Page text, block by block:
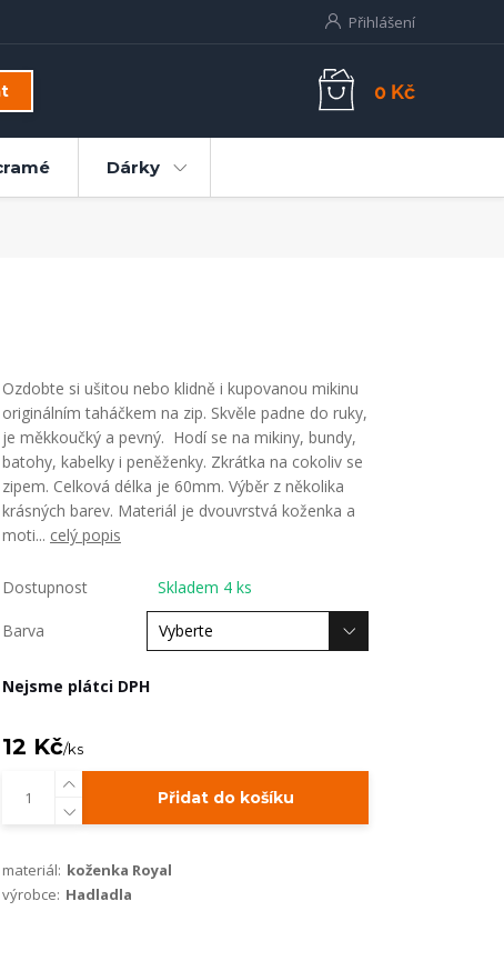
Přihlášení
0 Kč
Dárky
Ozdobte si ušitou nebo klidně i kupovanou mikinu
originálním taháčkem na zip. Skvěle padne do ruky,
je měkkoučký a pevný. Hodí se na mikiny, bundy,
batohy, kabelky i peněženky. Zkrátka na cokoliv se
zipem. Celková délka je 60mm. Výběr z několika
krásných barev. Materiál je dvouvrstvá koženka a
moti... celý popis
Dostupnost Skladem 4 ks
Barva
Nejsme plátci DPH
12 Kč/ks
Přidat do košíku
materiál: koženka Royal
výrobce: Hadladla